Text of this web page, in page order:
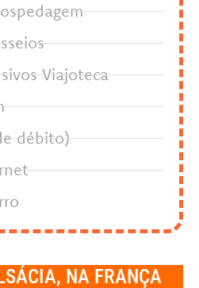
Viajoteca
débito)
NA FRANÇA